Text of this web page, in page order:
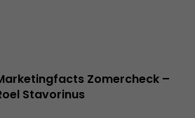
Zomercheck –
Stavorinus